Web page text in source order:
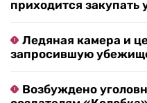
приходится закупать
Ледяная камера и
запросившую
Возбуждено